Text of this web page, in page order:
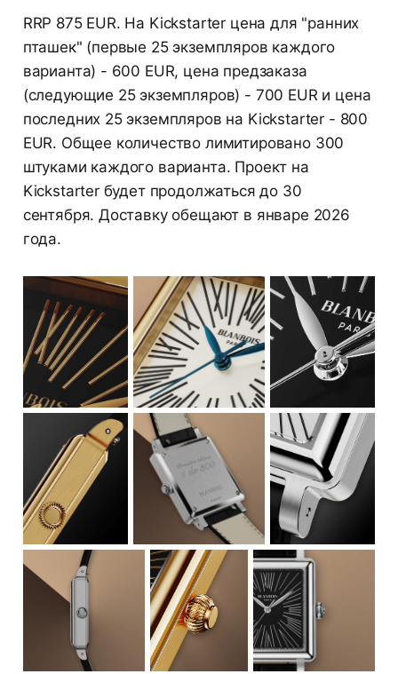
RRP 875 EUR. На Kickstarter цена для "ранних
пташек" (первые 25 экземпляров каждого
варианта) - 600 EUR, цена предзаказа
(следующие 25 экземпляров) - 700 EUR и цена
последних 25 экземпляров на Kickstarter - 800
EUR. Общее количество лимитировано 300
штуками каждого варианта. Проект на
Kickstarter будет продолжаться до 30
сентября. Доставку обещают в январе 2026
года.